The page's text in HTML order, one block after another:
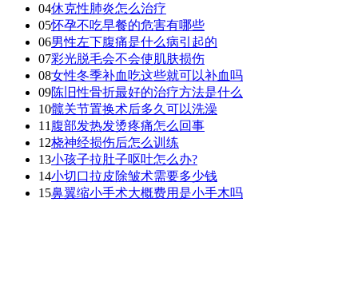
04休克性肺炎怎么治疗
05怀孕不吃早餐的危害有哪些
06男性左下腹痛是什么病引起的
07彩光脱毛会不会使肌肤损伤
08女性冬季补血吃这些就可以补血吗
09陈旧性骨折最好的治疗方法是什么
10髋关节置换术后多久可以洗澡
11 腹部发热发烫疼痛怎么回事
12桡神经损伤后怎么训练
13小孩子拉肚子呕吐怎么办?
14小切口拉皮除皱术需要多少钱
15鼻翼缩小手术大概费用是小手木吗